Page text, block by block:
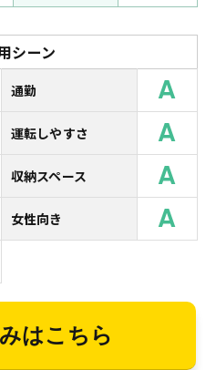
シーン
通勤 A
運転しやすさ A
収納スペース A
女性向き A
はこちら